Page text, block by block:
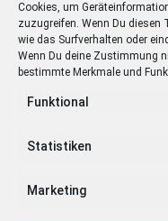
Cookies, um
zuzugreifen. Wenn Du
wie das Surfverhalten oder
Wenn Du deine Zustimmung
bestimmte Merkmale und
Funktional
Statistiken
Marketing
STARS 4
Barbara
von